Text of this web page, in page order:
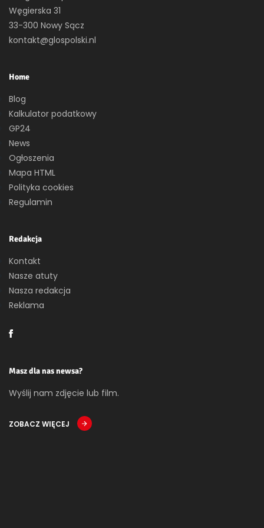
Węgierska 31
33-300 Nowy Sącz
kontakt@glospolski.nl
Home
Blog
Kalkulator podatkowy
GP24
News
Ogłoszenia
Mapa HTML
Polityka cookies
Regulamin
Redakcja
Kontakt
Nasze atuty
Nasza redakcja
Reklama
Masz dla nas newsa?
Wyślij nam zdjęcie lub film.
ZOBACZ WIĘCEJ